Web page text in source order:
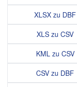
XLSX zu DBF
XLS zu CSV
KML zu CSV
CSV zu DBF